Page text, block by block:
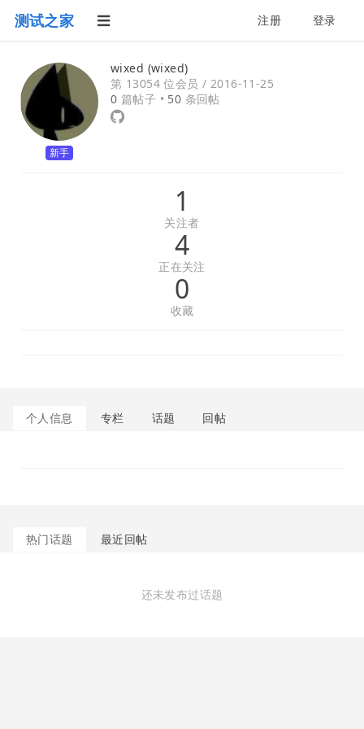
测试之家 注册 登录
新手
wixed (wixed)
第 13054 位会员 / 2016-11-25
0 篇帖子 • 50 条回帖
1
关注者
4
正在关注
0
收藏
个人信息 专栏 话题 回帖
热门话题 最近回帖
还未发布过话题